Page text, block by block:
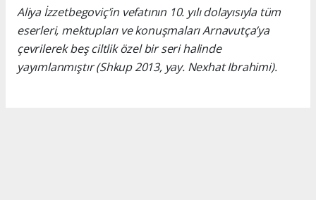
Aliya İzzetbegoviç’in vefatının 10. yılı dolayısıyla tüm
eserleri, mektupları ve konuşmaları Arnavutça’ya
çevrilerek beş ciltlik özel bir seri halinde
yayımlanmıştır (Shkup 2013, yay. Nexhat Ibrahimi).